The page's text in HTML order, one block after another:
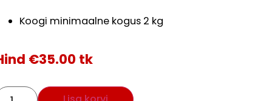
Koogi minimaalne kogus 2 kg
€35.00 tk